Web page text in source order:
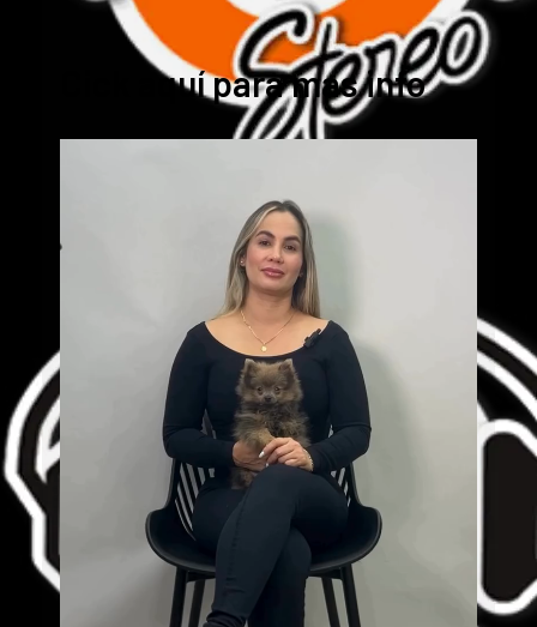
Cick aquí para mas info